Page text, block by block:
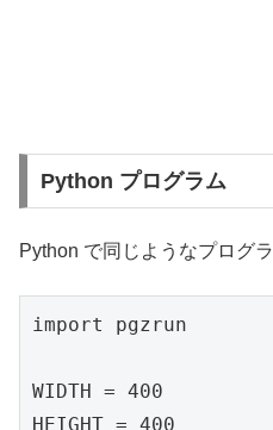
Python プログラム
Python で同じようなプログ
import pgzrun
WIDTH = 400
HEIGHT = 400